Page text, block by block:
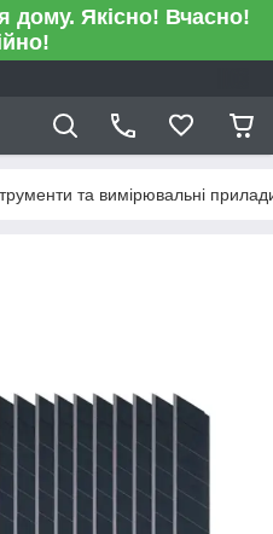
дому. Якісно! Вчасно!
та вимірювальні